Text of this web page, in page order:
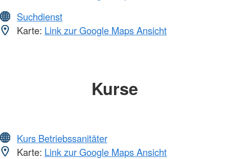
Suchdienst
Karte: Link zur Google Maps Ansicht
Kurse
Kurs Betriebssanitäter
Karte: Link zur Google Maps Ansicht